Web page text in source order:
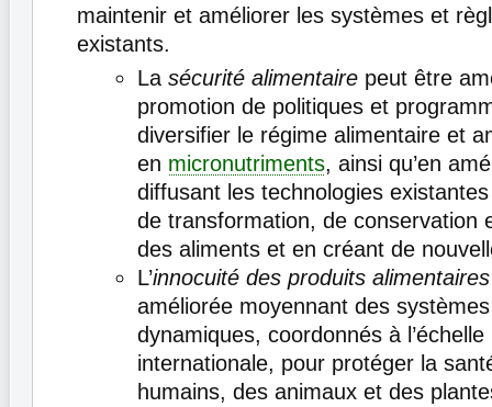
maintenir et améliorer les systèmes et
existants.
La sécurité alimentaire peut être
promotion de politiques et
diversifier le régime alimentaire et
en micronutriments, ainsi qu’en
diffusant les technologies
de transformation, de conservation
des aliments et en créant de
L’innocuité des produits
améliorée moyennant des
dynamiques, coordonnés à
internationale, pour protéger la
humains, des animaux et des